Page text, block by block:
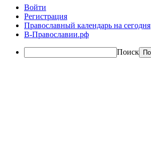
Войти
Регистрация
Православный календарь на сегодня
В-Православии.рф
Поиск